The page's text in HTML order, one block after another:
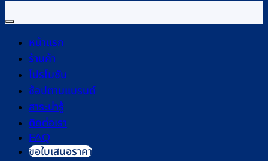
หน้าแรก
ร้านค้า
โปรโมชัน
ช้อปตามแบรนด์
สาระน่ารู้
ติดต่อเรา
FAQ
ขอใบเสนอราคา